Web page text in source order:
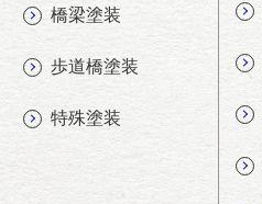
橋梁塗装
歩道橋塗装
特殊塗装